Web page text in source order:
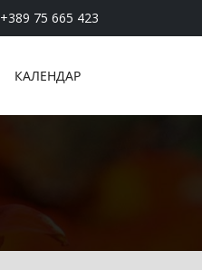
+389 75 665 423
КАЛЕНДАР